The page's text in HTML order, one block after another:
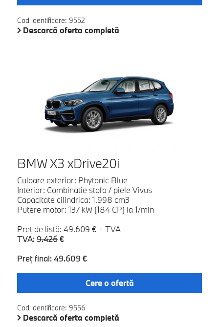
Cod identificare: 9552
Descarcă oferta completă
BMW X3 xDrive20i
Culoare exterior: Phytonic Blue
Interior: Combinatie stofa / piele Vivus
Capacitate cilindrica: 1.998 cm3
Putere motor: 137 kW (184 CP) la 1/min
Preţ de listă: 49.609 € + TVA
TVA: 9.426€
Preţ final: 49.609 €
Cere o ofertă
Cod identificare: 9556
Descarcă oferta completă